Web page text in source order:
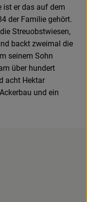
ist er das auf dem
der Familie gehört.
Streuobstwiesen,
backt zweimal die
seinem Sohn
über hundert
acht Hektar
und ein